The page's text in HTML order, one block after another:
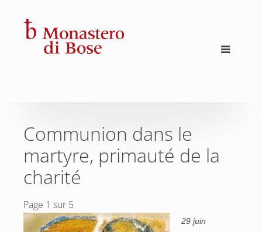
Communion dans le
martyre, primauté de la
charité
Page 1 sur 5
29 juin